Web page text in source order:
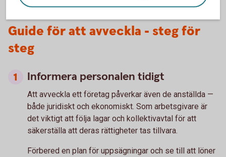
Guide för att avveckla - steg för
steg
Informera personalen tidigt
Att avveckla ett företag påverkar även de anställda —
både juridiskt och ekonomiskt. Som arbetsgivare är
det viktigt att följa lagar och kollektivavtal för att
säkerställa att deras rättigheter tas tillvara.
Förbered en plan för uppsägningar och se till att löner